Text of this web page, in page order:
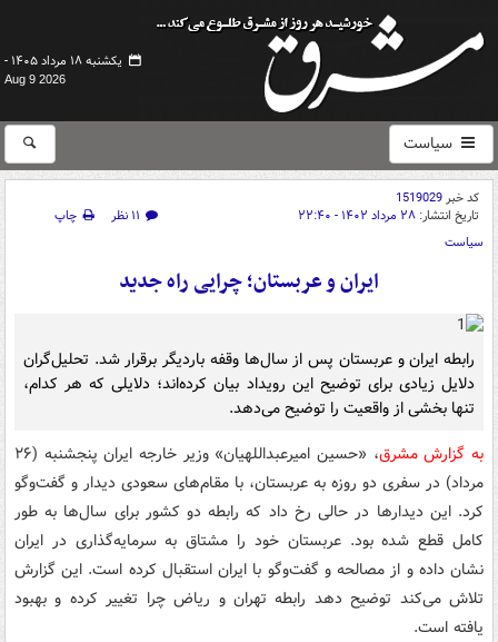
یکشنبه ۱۸ مرداد ۱۴۰۵ -
Aug 9 2026
سیاست
کد خبر1519029
تاریخ انتشار: ۲۸ مرداد ۱۴۰۲ - ۲۲:۴۰ ۱۱ نظر
چاپ
سیاست
ایران و عربستان؛ چرایی راه جدید
رابطه ایران و عربستان پس از سال‌ها وقفه باردیگر برقرار شد. تحلیل‌گران
دلایل زیادی برای توضیح این رویداد بیان کرده‌اند؛ دلایلی که هر کدام،
تنها بخشی از واقعیت را توضیح می‌دهد.
به گزارش مشرق
، «حسین امیرعبداللهیان» وزیر خارجه ایران پنجشنبه (۲۶
مرداد) در سفری دو روزه به عربستان، با مقام‌های سعودی دیدار و گفت‌وگو
کرد. این دیدارها در حالی رخ داد که رابطه دو کشور برای سال‌ها به طور
کامل قطع شده بود. عربستان خود را مشتاق به سرمایه‌گذاری در ایران
نشان داده و از مصالحه و گفت‌وگو با ایران استقبال کرده است. این گزارش
تلاش می‌کند توضیح دهد رابطه تهران و ریاض چرا تغییر کرده و بهبود
یافته است.